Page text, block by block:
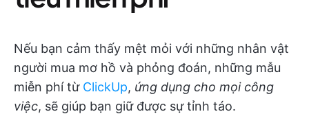
Nếu bạn cảm thấy mệt mỏi với những nhân vật
người mua mơ hồ và phỏng đoán, những mẫu
miễn phí từ ClickUp, ứng dụng cho mọi công
việc, sẽ giúp bạn giữ được sự tỉnh táo.